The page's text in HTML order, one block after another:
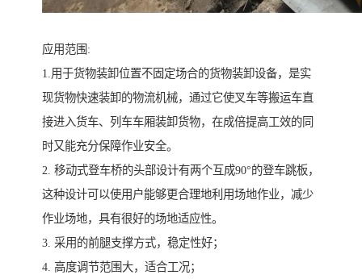
应用范围:
1.用于货物装卸位置不固定场合的货物装卸设备，是实
现货物快速装卸的物流机械，通过它使叉车等搬运车直
接进入货车、列车车厢装卸货物，在成倍提高工效的同
时又能充分保障作业安全。
2. 移动式登车桥的头部设计有两个互成90°的登车跳板，
这种设计可以使用户能够更合理地利用场地作业，减少
作业场地，具有很好的场地适应性。
3. 采用的前腿支撑方式，稳定性好；
4. 高度调节范围大，适合工况；